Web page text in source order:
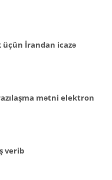
üçün İrandan icazə
mətni elektron
verib